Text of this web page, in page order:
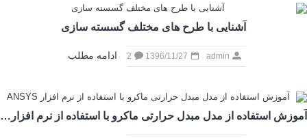
آشنایی با طرح های مختلف گسسته سازی
admin
1396/11/27
2 ادامه مطلب
آموزش استفاده از مدل مبدل حرارتی ماکرو با استفاده از نرم افزار ANSYS